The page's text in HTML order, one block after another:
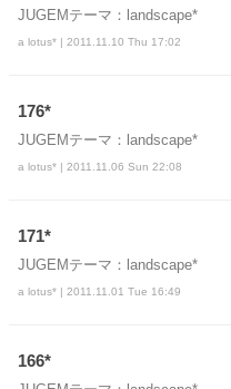
JUGEMテーマ：
a lotus* | 2011.11.10 Thu 17:02
176*
JUGEMテーマ：
a lotus* | 2011.11.06 Sun 22:08
171*
JUGEMテーマ：
a lotus* | 2011.11.01 Tue 16:49
166*